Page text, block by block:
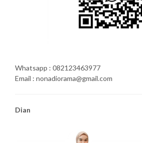
Whatsapp : 082123463977
Email : nonadiorama@gmail.com
Dian